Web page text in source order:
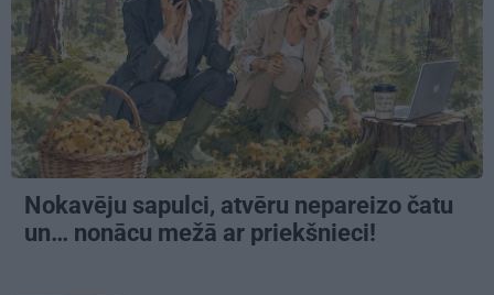
Nokavēju sapulci, atvēru nepareizo čatu
un… nonācu mežā ar priekšnieci!